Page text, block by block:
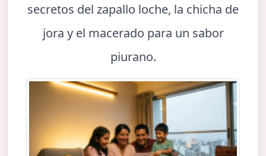
secretos del zapallo loche, la chicha de
jora y el macerado para un sabor
piurano.